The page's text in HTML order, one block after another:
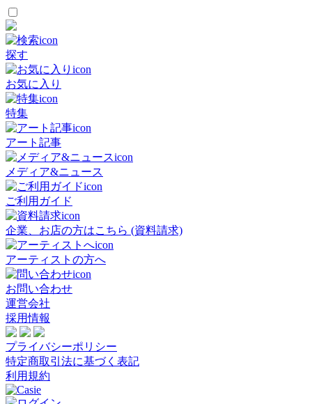
探す
お気に入り
特集
アート記事
メディア&ニュース
ご利用ガイド
企業、お店の方はこちら (資料請求)
アーティストの方へ
お問い合わせ
運営会社
採用情報
プライバシーポリシー
特定商取引法に基づく表記
利用規約